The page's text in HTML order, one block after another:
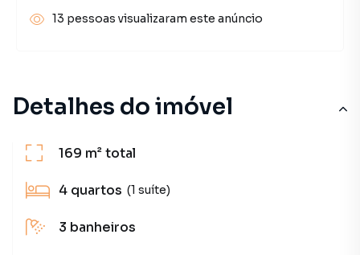
Detalhes do imóvel
169 m²total
4 quartos (1 suíte)
3 banheiros
13 pessoas visualizaram este anúncio